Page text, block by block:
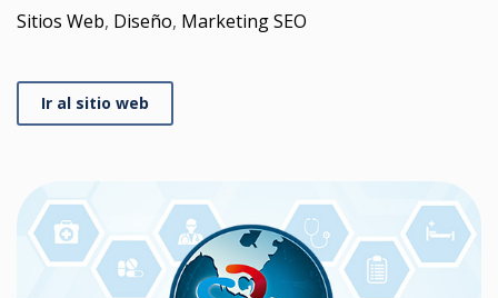
Sitios Web, Diseño, Marketing SEO
Ir al sitio web